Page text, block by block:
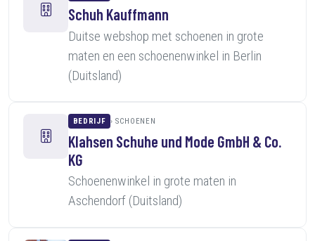
Schuh Kauffmann
Duitse webshop met schoenen in grote
maten en een schoenenwinkel in Berlin
(Duitsland)
BEDRIJF SCHOENEN
Klahsen Schuhe und Mode GmbH & Co.
KG
Schoenenwinkel in grote maten in
Aschendorf (Duitsland)